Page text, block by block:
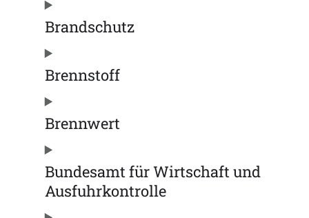
Brandschutz
Brennstoff
Brennwert
Bundesamt für Wirtschaft und
Ausfuhrkontrolle